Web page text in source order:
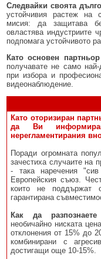
Следвайки своята
устойчивия растеж на
мисия: да защитава
овластява индустриите
подпомага устойчивото
Като основен
получавате не само
при избора и
видеонаблюдение.
Като оторизиран
да Ви
нерегламентирания
Поради огромната
зачестиха случаите на
- така наречения
Европейския съюз.
които не поддържат
гарантирана
Как да
необичайно ниската
отклонения от 15% до
комбинирани с
достигащи още 10-15%.